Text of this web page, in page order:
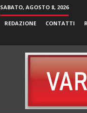
SABATO, AGOSTO 8, 2026
REDAZIONE CONTATTI